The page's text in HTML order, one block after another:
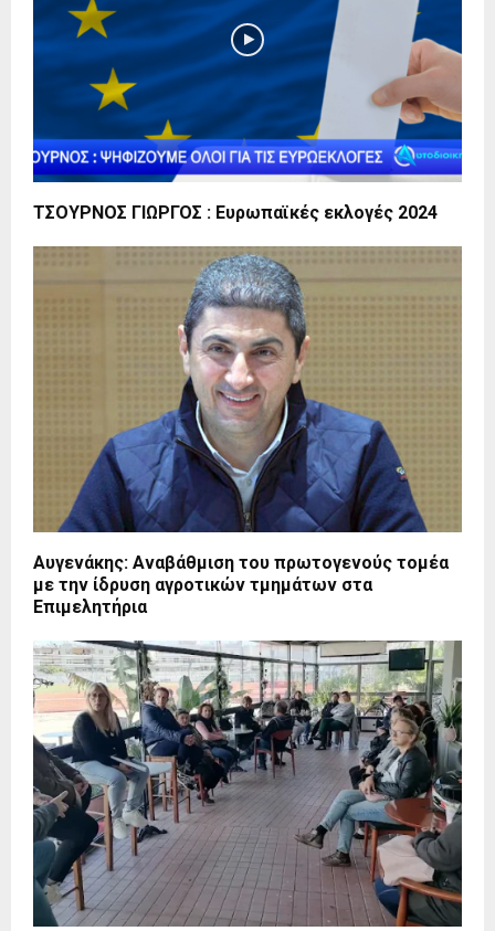
ΤΣΟΥΡΝΟΣ ΓΙΩΡΓΟΣ : Ευρωπαϊκές εκλογές 2024
Αυγενάκης: Αναβάθμιση του πρωτογενούς τομέα
με την ίδρυση αγροτικών τμημάτων στα
Επιμελητήρια